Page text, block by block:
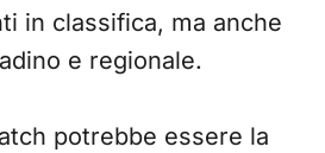
in classifica, ma anche
e regionale.
potrebbe essere la